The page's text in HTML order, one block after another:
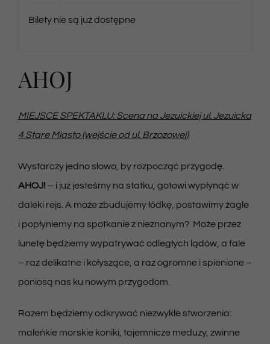
Bilety nie są już dostępne
AHOJ
MIEJSCE SPEKTAKLU: Scena na Jezuickiej ul. Jezuicka
4 Stare Miasto (wejście od ul. Brzozowej)
Wystarczy jedno słowo, by rozpocząć przygodę.
AHOJ! – i już jesteśmy na statku, gotowi wypłynąć w
daleki rejs. A może zbudujemy łódkę, postawimy żagle
i popłyniemy na spotkanie z nieznanym? Może przez
lunetę będziemy wypatrywać odległych lądów, a fale
– raz delikatne i kołyszące, a raz ogromne i spienione –
poniosą nas ku nowym przygodom.
Razem będziemy odkrywać niezwykłe stworzenia:
maleńkie morskie koniki, tajemnicze meduzy, zwinne